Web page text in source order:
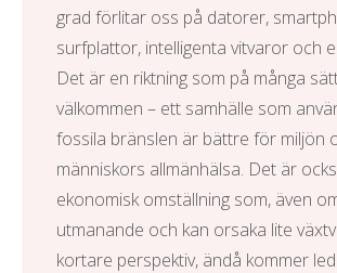
grad förlitar oss på datorer,
surfplattor, intelligenta vitvaror och
Det är en riktning som på många
välkommen – ett samhälle som
fossila bränslen är bättre för miljön
människors allmänhälsa. Det är
ekonomisk omställning som, även
utmanande och kan orsaka lite
kortare perspektiv, ändå kommer